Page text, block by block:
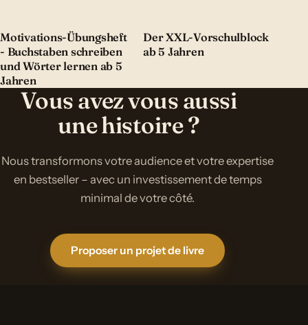
Motivations-Übungsheft
- Buchstaben schreiben
und Wörter lernen ab 5
Jahren
Der XXL-Vorschulblock
ab 5 Jahren
Vous avez vous aussi
une histoire ?
Nous transformons votre audience et votre expertise
en bestseller – avec un investissement de temps
minimal de votre côté.
Proposer un projet de livre